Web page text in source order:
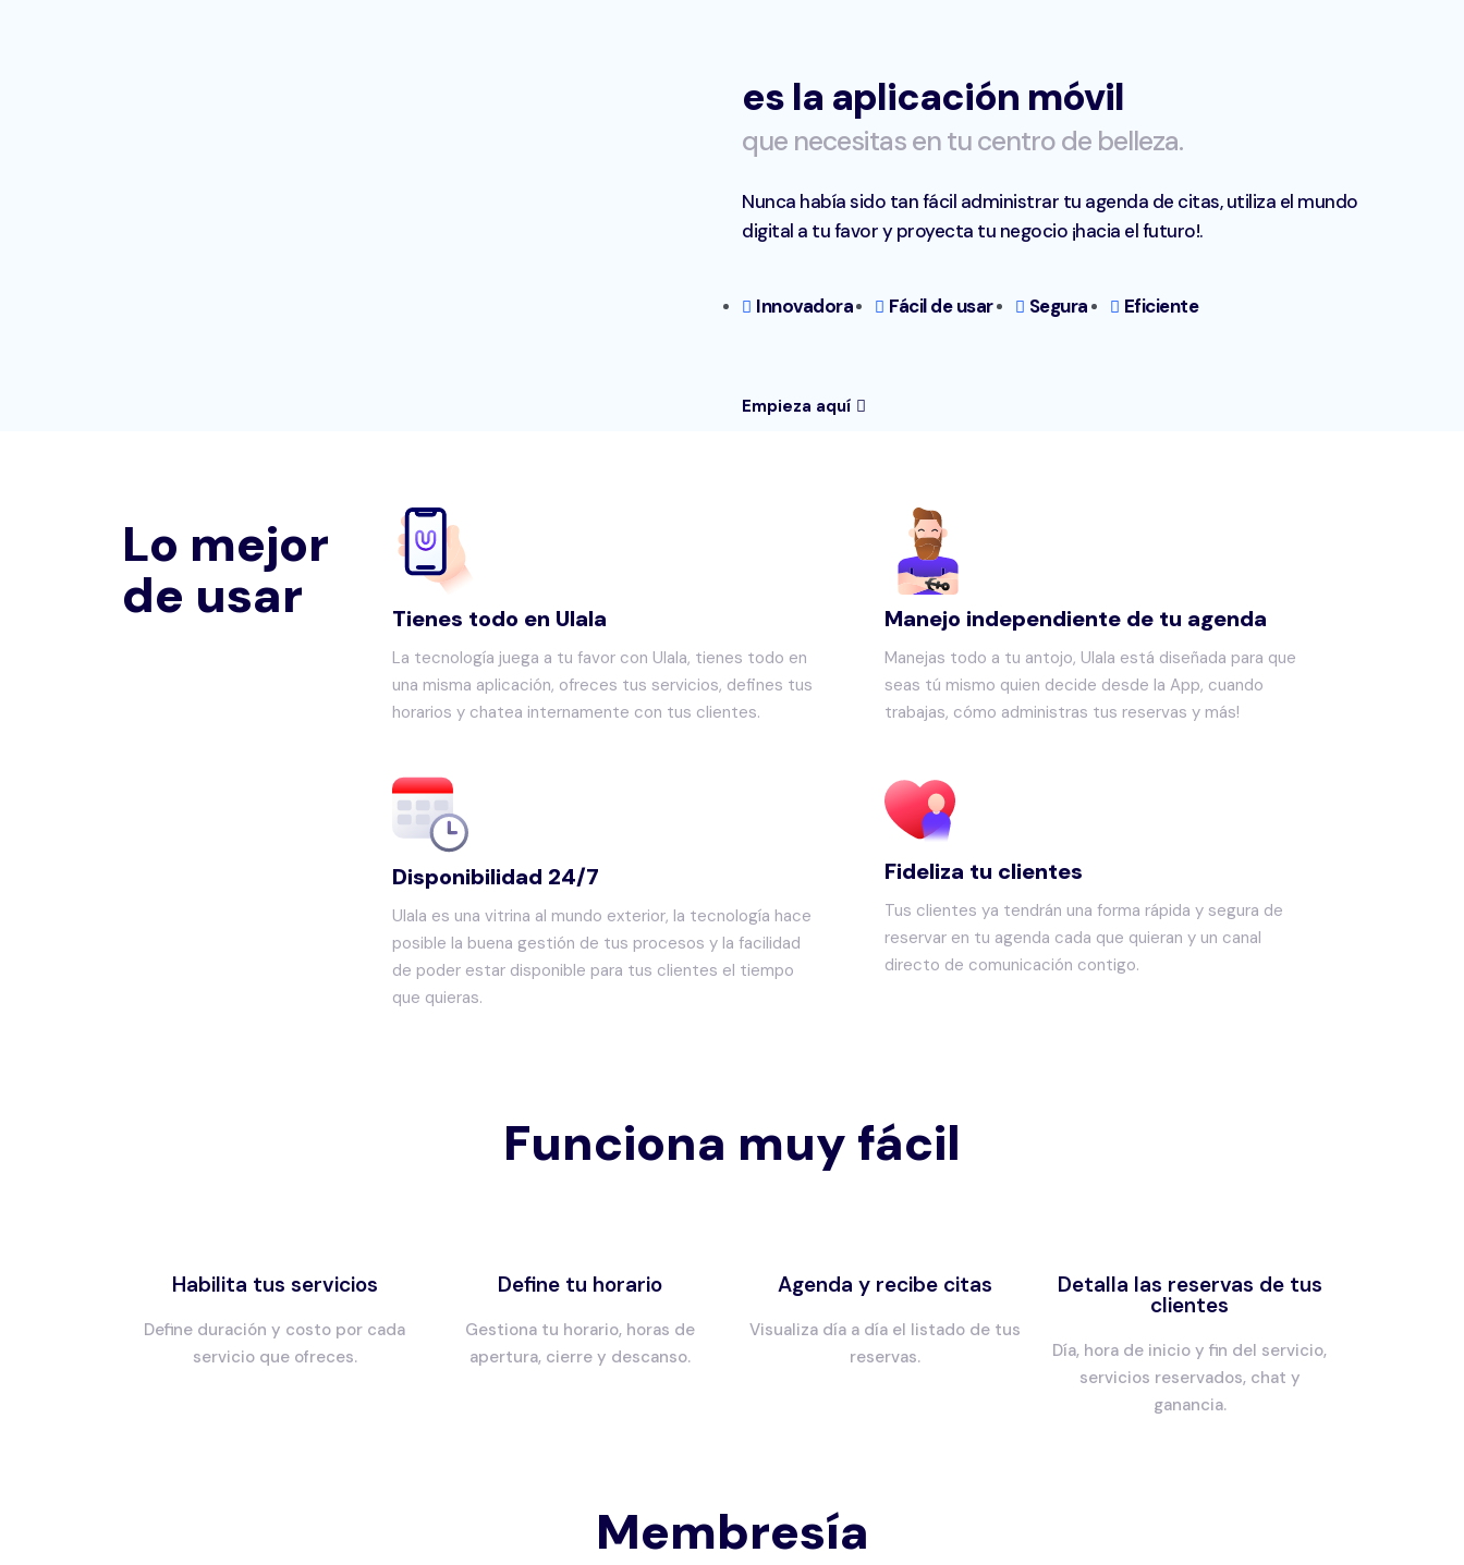
es la aplicación móvil
que necesitas en tu centro de belleza.
Nunca había sido tan fácil administrar tu agenda de citas, utiliza el mundo
digital a tu favor y proyecta tu negocio ¡hacia el futuro!.
Innovadora Fácil de usar Segura Eficiente
Empieza aquí
Lo mejor
de usar Tienes todo en Ulala
La tecnología juega a tu favor con Ulala, tienes todo en
una misma aplicación, ofreces tus servicios, defines tus
horarios y chatea internamente con tus clientes.
Disponibilidad 24/7
Ulala es una vitrina al mundo exterior, la tecnología hace
posible la buena gestión de tus procesos y la facilidad
de poder estar disponible para tus clientes el tiempo
que quieras.
Manejo independiente de tu agenda
Manejas todo a tu antojo, Ulala está diseñada para que
seas tú mismo quien decide desde la App, cuando
trabajas, cómo administras tus reservas y más!
Fideliza tu clientes
Tus clientes ya tendrán una forma rápida y segura de
reservar en tu agenda cada que quieran y un canal
directo de comunicación contigo.
Funciona muy fácil
Habilita tus servicios
Define duración y costo por cada
servicio que ofreces.
Define tu horario
Gestiona tu horario, horas de
apertura, cierre y descanso.
Agenda y recibe citas
Visualiza día a día el listado de tus
reservas.
Detalla las reservas de tus
clientes
Día, hora de inicio y fin del servicio,
servicios reservados, chat y
ganancia.
Membresía